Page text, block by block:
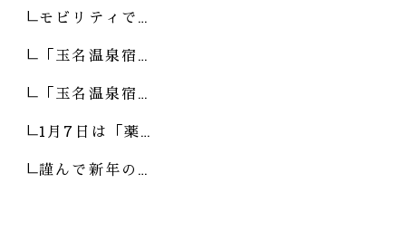
モビリティで…
「玉名温泉宿…
「玉名温泉宿…
1月7日は「薬…
謹んで新年の…